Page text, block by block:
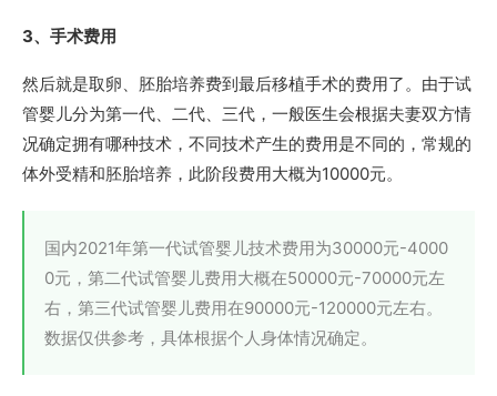
3、手术费用
然后就是取卵、胚胎培养费到最后移植手术的费用了。由于试
管婴儿分为第一代、二代、三代，一般医生会根据夫妻双方情
况确定拥有哪种技术，不同技术产生的费用是不同的，常规的
体外受精和胚胎培养，此阶段费用大概为10000元。
国内2021年第一代试管婴儿技术费用为30000元-4000
0元，第二代试管婴儿费用大概在50000元-70000元左
右，第三代试管婴儿费用在90000元-120000元左右。
数据仅供参考，具体根据个人身体情况确定。